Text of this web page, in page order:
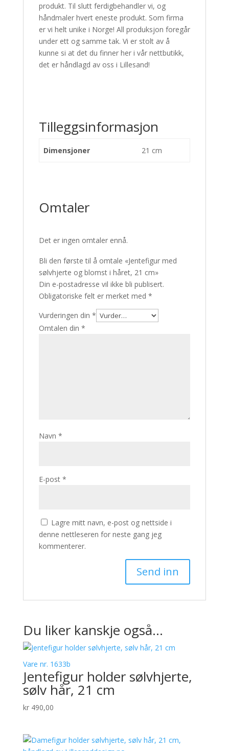
produkt. Til slutt ferdigbehandler vi, og
håndmaler hvert eneste produkt. Som firma
er vi helt unike i Norge! All produksjon foregår
under ett og samme tak. Vi er stolt av å
kunne si at det du finner her i vår nettbutikk,
det er håndlagd av oss i Lillesand!
Tilleggsinformasjon
Dimensjoner 21 cm
Omtaler
Det er ingen omtaler ennå.
Bli den første til å omtale «Jentefigur med
sølvhjerte og blomst i håret, 21 cm»
Din e-postadresse vil ikke bli publisert.
Obligatoriske felt er merket med *
Vurderingen din *
Omtalen din *
Navn *
E-post *
Lagre mitt navn, e-post og nettside i
denne nettleseren for neste gang jeg
kommenterer.
Du liker kanskje også…
Vare nr. 1633b
Jentefigur holder sølvhjerte,
sølv hår, 21 cm
kr490,00